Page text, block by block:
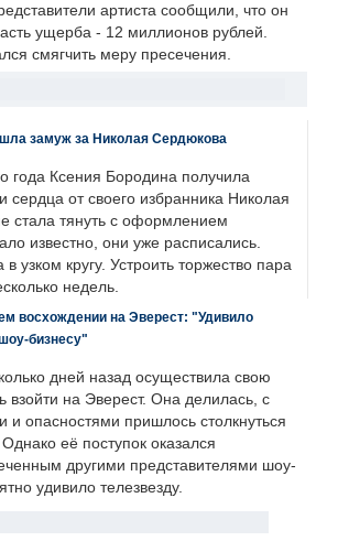
артиста сообщили, что он
ущерба - 12 миллионов рублей.
смягчить меру пресечения.
замуж за Николая Сердюкова
года Ксения Бородина получила
сердца от своего избранника Николая
стала тянуть с оформлением
известно, они уже расписались.
узком кругу. Устроить торжество пара
недель.
восхождении на Эверест: "Удивило
бизнесу"
дней назад осуществила свою
взойти на Эверест. Она делилась, с
и опасностями пришлось столкнуться
её поступок оказался
другими представителями шоу-
удивило телезвезду.